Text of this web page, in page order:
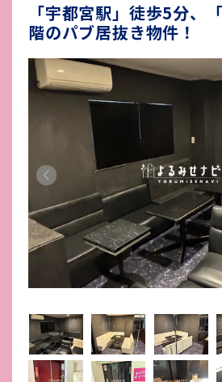
「宇都宮駅」徒歩5分、
階のパブ居抜き物件！